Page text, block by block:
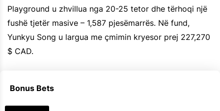
Playground u zhvillua nga 20-25 tetor dhe tërhoqi një
fushë tjetër masive – 1,587 pjesëmarrës. Në fund,
Yunkyu Song u largua me çmimin kryesor prej 227,270
$ CAD.
Bonus Bets